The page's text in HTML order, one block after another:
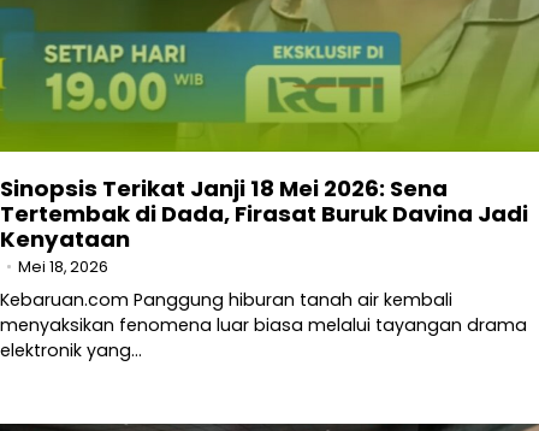
Sinopsis Terikat Janji 18 Mei 2026: Sena
Tertembak di Dada, Firasat Buruk Davina Jadi
Kenyataan
Mei 18, 2026
Kebaruan.com Panggung hiburan tanah air kembali
menyaksikan fenomena luar biasa melalui tayangan drama
elektronik yang…